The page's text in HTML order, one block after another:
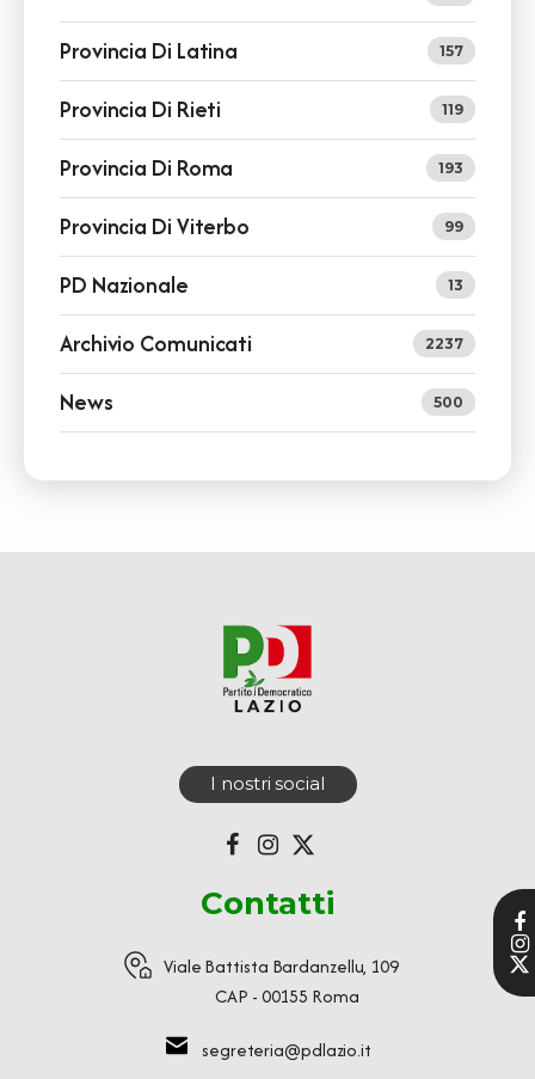
Provincia Di Latina 157
Provincia Di Rieti 119
Provincia Di Roma 193
Provincia Di Viterbo 99
PD Nazionale 13
Archivio Comunicati 2237
News 500
I nostri social
Contatti
Viale Battista Bardanzellu, 109
CAP - 00155 Roma
segreteria@pdlazio.it